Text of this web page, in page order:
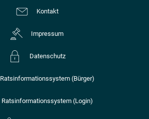
Kontakt
Impressum
Datenschutz
Ratsinformationssystem (Bürger)
Ratsinformationssystem (Login)